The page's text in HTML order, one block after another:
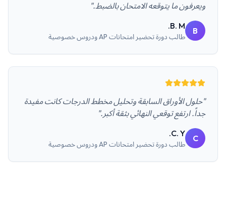
ويعرفون ما يتوقعه الامتحان بالضبط."
B
B. M.
طالب دورة تحضير امتحانات AP ودروس خصوصية
"حلول الأوراق السابقة وتحليل مخطط الدرجات كانت مفيدة
جداً. ارتفع توقعي النهائي بثقة أكبر."
C
C. Y.
طالب دورة تحضير امتحانات AP ودروس خصوصية